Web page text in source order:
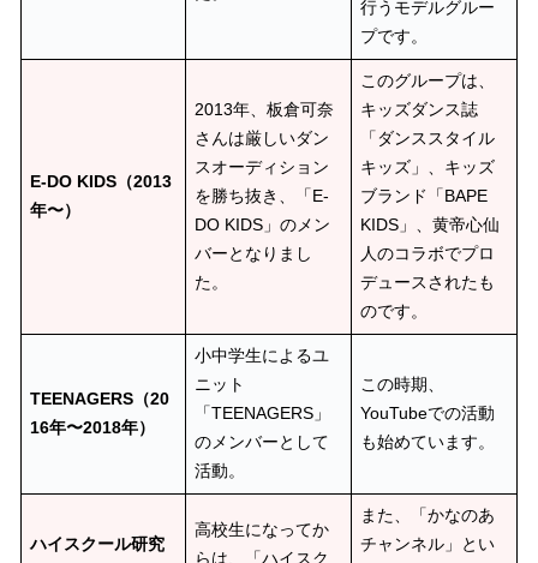
行うモデルグルー
プです。
E-DO KIDS（2013
年〜）
2013年、板倉可奈
さんは厳しいダン
スオーディション
を勝ち抜き、「E-
DO KIDS」のメン
バーとなりまし
た。
このグループは、
キッズダンス誌
「ダンススタイル
キッズ」、キッズ
ブランド「BAPE
KIDS」、黄帝心仙
人のコラボでプロ
デュースされたも
のです。
TEENAGERS（20
16年〜2018年）
小中学生によるユ
ニット
「TEENAGERS」
のメンバーとして
活動。
この時期、
YouTubeでの活動
も始めています。
ハイスクール研究
高校生になってか
らは、「ハイスク
また、「かなのあ
チャンネル」とい